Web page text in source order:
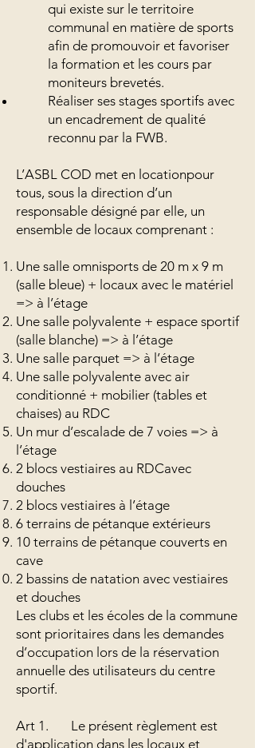
qui existe sur le territoire
communal en matière de sports
afin de promouvoir et favoriser
la formation et les cours par
moniteurs brevetés.
Réaliser ses stages sportifs avec
un encadrement de qualité
reconnu par la FWB.
L’ASBL COD met en locationpour
tous, sous la direction d’un
responsable désigné par elle, un
ensemble de locaux comprenant :
Une salle omnisports de 20 m x 9 m
(salle bleue) + locaux avec le matériel
=> à l’étage
Une salle polyvalente + espace sportif
(salle blanche) => à l’étage
Une salle parquet => à l’étage
Une salle polyvalente avec air
conditionné + mobilier (tables et
chaises) au RDC
Un mur d’escalade de 7 voies => à
l’étage
2 blocs vestiaires au RDCavec
douches
2 blocs vestiaires à l’étage
6 terrains de pétanque extérieurs
10 terrains de pétanque couverts en
cave
2 bassins de natation avec vestiaires
et douches
Les clubs et les écoles de la commune
sont prioritaires dans les demandes
d’occupation lors de la réservation
annuelle des utilisateurs du centre
sportif.
Art 1. Le présent règlement est
d'application dans les locaux et